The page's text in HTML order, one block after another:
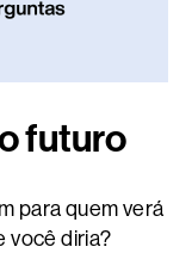
futuro
para quem verá
você diria?